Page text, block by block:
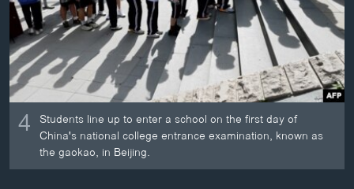
4 Students line up to enter a school on the first day of
China's national college entrance examination, known as
the gaokao, in Beijing.